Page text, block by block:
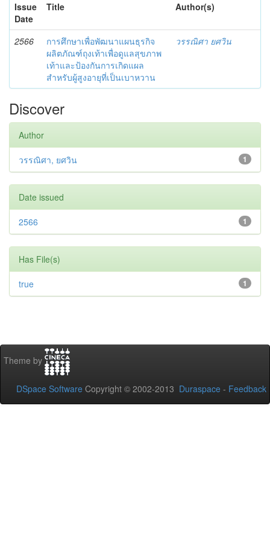
Issue
Date
Title Author(s)
2566
การศึกษาเพื่อพัฒนาแผนธุรกิจ
ผลิตภัณฑ์ถุงเท้าเพื่อดูแลสุขภาพ
เท้าและป้องกันการเกิดแผล
สำหรับผู้สูงอายุที่เป็นเบาหวาน
วรรณิศา ยศวิน
Discover
Author
1
วรรณิศา, ยศวิน
Date issued
1
2566
Has File(s)
1
true
Theme by
DSpace Software Copyright © 2002-2013 Duraspace - Feedback